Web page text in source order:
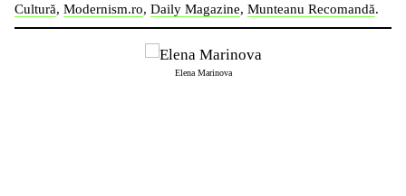
Cultură, Modernism.ro, Daily Magazine, Munteanu Recomandă.
Elena Marinova